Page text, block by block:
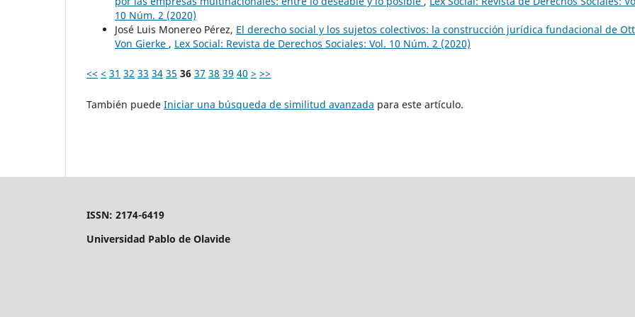
10 Núm. 2 (2020)
José Luis Monereo Pérez, El derecho social y los sujetos colectivos: la construcción jurídica fundacional de
Von Gierke , Lex Social: Revista de Derechos Sociales: Vol. 10 Núm. 2 (2020)
<< < 31 32 33 34 35 36 37 38 39 40 > >>
También puede Iniciar una búsqueda de similitud avanzada para este artículo.
ISSN: 2174-6419
Universidad Pablo de Olavide